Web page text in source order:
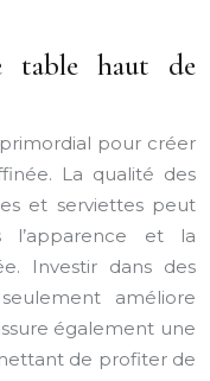
table haut de
pour créer
La qualité des
et serviettes peut
et la
Investir dans des
améliore
également une
de profiter de